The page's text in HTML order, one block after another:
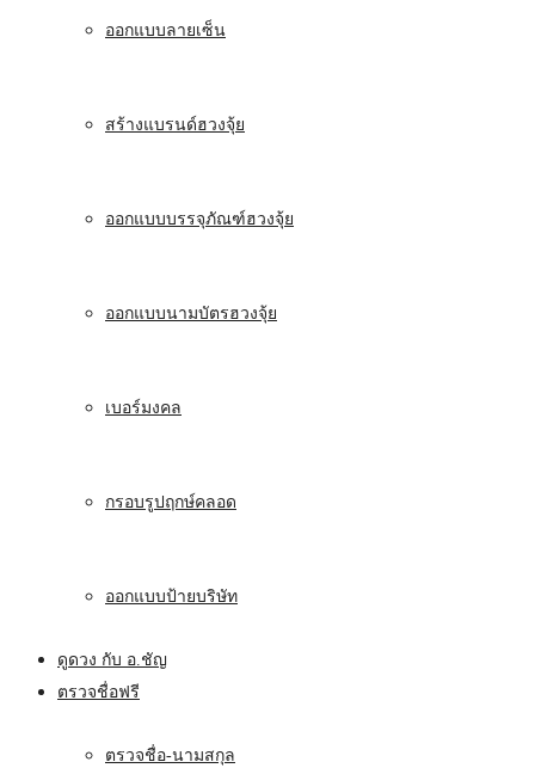
ออกแบบลายเซ็น
สร้างแบรนด์ฮวงจุ้ย
ออกแบบบรรจุภัณฑ์ฮวงจุ้ย
ออกแบบนามบัตรฮวงจุ้ย
เบอร์มงคล
กรอบรูปฤกษ์คลอด
ออกแบบป้ายบริษัท
ดูดวง กับ อ.ชัญ
ตรวจชื่อฟรี
ตรวจชื่อ-นามสกุล